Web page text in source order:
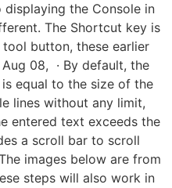
the Console in
The Shortcut key is
button, these earlier
08, · By default, the
equal to the size of the
lines without any limit,
entered text exceeds the
a scroll bar to scroll
images below are from
steps will also work in